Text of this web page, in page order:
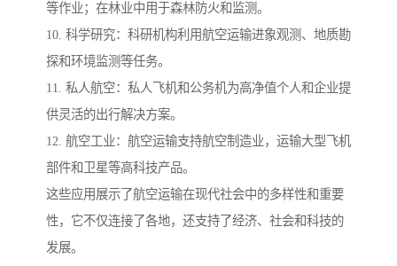
等作业；在林业中用于森林防火和监测。
10. 科学研究：科研机构利用航空运输进象观测、地质勘
探和环境监测等任务。
11. 私人航空：私人飞机和公务机为高净值个人和企业提
供灵活的出行解决方案。
12. 航空工业：航空运输支持航空制造业，运输大型飞机
部件和卫星等高科技产品。
这些应用展示了航空运输在现代社会中的多样性和重要
性，它不仅连接了各地，还支持了经济、社会和科技的
发展。